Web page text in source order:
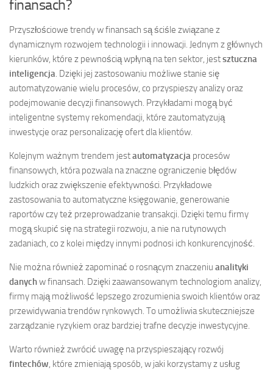
finansach?
Przyszłościowe trendy w finansach są ściśle związane z
dynamicznym rozwojem technologii i innowacji. Jednym z głównych
kierunków, które z pewnością wpłyną na ten sektor, jestsztuczna
inteligencja. Dzięki jej zastosowaniu możliwe stanie się
automatyzowanie wielu procesów, co przyspieszy analizy oraz
podejmowanie decyzji finansowych. Przykładami mogą być
inteligentne systemy rekomendacji, które zautomatyzują
inwestycje oraz personalizację ofert dla klientów.
Kolejnym ważnym trendem jestautomatyzacja procesów
finansowych, która pozwala na znaczne ograniczenie błędów
ludzkich oraz zwiększenie efektywności. Przykładowe
zastosowania to automatyczne księgowanie, generowanie
raportów czy też przeprowadzanie transakcji. Dzięki temu firmy
mogą skupić się na strategii rozwoju, a nie na rutynowych
zadaniach, co z kolei między innymi podnosi ich konkurencyjność.
Nie można również zapominać o rosnącym znaczeniu analityki
danychw finansach. Dzięki zaawansowanym technologiom analizy,
firmy mają możliwość lepszego zrozumienia swoich klientów oraz
przewidywania trendów rynkowych. To umożliwia skuteczniejsze
zarządzanie ryzykiem oraz bardziej trafne decyzje inwestycyjne.
Warto również zwrócić uwagę na przyspieszający rozwój
fintechów, które zmieniają sposób, w jaki korzystamy z usług